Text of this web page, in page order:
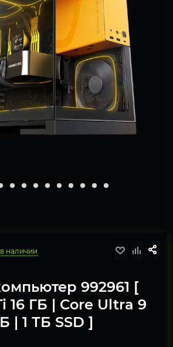
наличии
992961 [
16 ГБ | Core Ultra 9
| 1 ТБ SSD ]